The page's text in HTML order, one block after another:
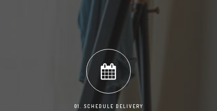
01. SCHEDULE DELIVERY